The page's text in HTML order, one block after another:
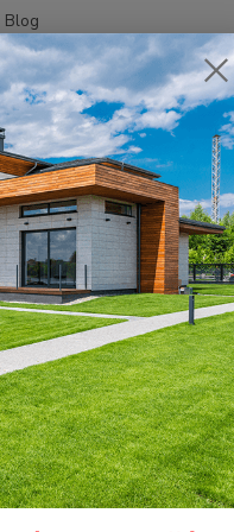
Blog
+420 377
stěna, strop Olejové
0,005 l
Speciálně pro
dobře
zaschnutí.
odlišným
doporučuje pro